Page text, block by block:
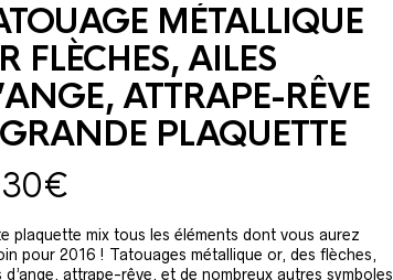
MÉTALLIQUE
FLÈCHES, AILES
ATTRAPE-RÊVE
PLAQUETTE
€
plaquette mix tous les éléments dont vous aurez
pour 2016 ! Tatouages métallique or, des flèches,
d’ange, attrape-rêve, et de nombreux autres symboles